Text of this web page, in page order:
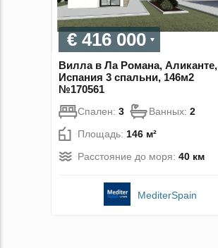
€ 416 000
Вилла в Ла Романа, Аликанте,
Испания 3 спальни, 146м2
№170561
Спален: 3 Ванных: 2
Площадь: 146 м²
Расстояние до моря: 40 км
MediterSpain